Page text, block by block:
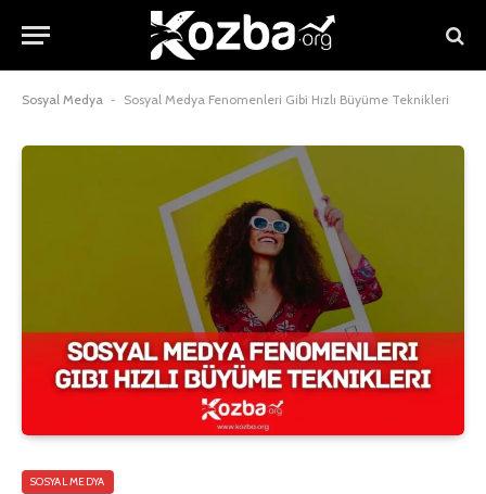
Sosyal Medya - Sosyal Medya Fenomenleri Gibi Hızlı Büyüme Teknikleri
SOSYAL MEDYA